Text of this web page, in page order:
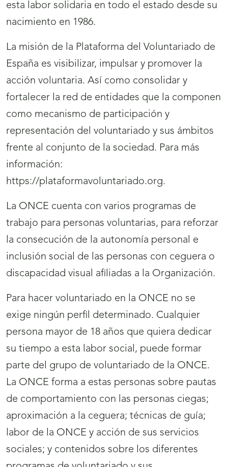
esta labor solidaria en todo el estado desde su
nacimiento en 1986.
La misión de la Plataforma del Voluntariado de
España es visibilizar, impulsar y promover la
acción voluntaria. Así como consolidar y
fortalecer la red de entidades que la componen
como mecanismo de participación y
representación del voluntariado y sus ámbitos
frente al conjunto de la sociedad. Para más
información:
https://plataformavoluntariado.org.
La ONCE cuenta con varios programas de
trabajo para personas voluntarias, para reforzar
la consecución de la autonomía personal e
inclusión social de las personas con ceguera o
discapacidad visual afiliadas a la Organización.
Para hacer voluntariado en la ONCE no se
exige ningún perfil determinado. Cualquier
persona mayor de 18 años que quiera dedicar
su tiempo a esta labor social, puede formar
parte del grupo de voluntariado de la ONCE.
La ONCE forma a estas personas sobre pautas
de comportamiento con las personas ciegas;
aproximación a la ceguera; técnicas de guía;
labor de la ONCE y acción de sus servicios
sociales; y contenidos sobre los diferentes